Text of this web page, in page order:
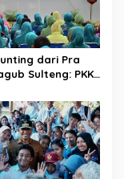
dari Pra
Sulteng: PKK
Generasi Emas